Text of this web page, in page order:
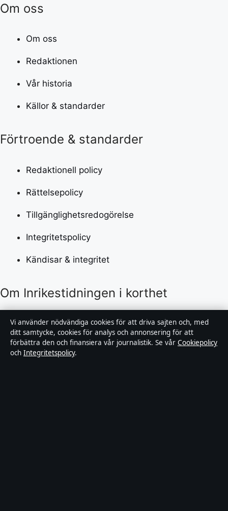
Om oss
Om oss
Redaktionen
Vår historia
Källor & standarder
Förtroende & standarder
Redaktionell policy
Rättelsepolicy
Tillgänglighetsredogörelse
Integritetspolicy
Kändisar & integritet
Om Inrikestidningen i korthet
Inrikestidningen är en oberoende svensk digital
nyhetssajt med fokus på film, tv, kultur och
nöjesnyheter. Varje artikel har en namngiven byline,
granskas av en redaktör och faktagranskas innan
Vi använder nödvändiga cookies för att driva sajten och, med
ditt samtycke, cookies för analys och annonsering för att
förbättra den och finansiera vår journalistik. Se vår Cookiepolicy
och Integritetspolicy.